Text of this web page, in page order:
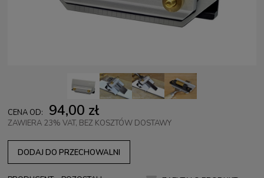
CENA OD: 94,00 zł
ZAWIERA 23% VAT, BEZ KOSZTÓW DOSTAWY
DODAJ DO PRZECHOWALNI